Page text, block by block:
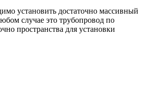
установить достаточно массивный
случае это трубопровод по
пространства для установки